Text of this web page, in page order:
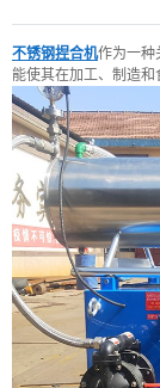
不锈钢捏合机作为一种
能使其在加工、制造和